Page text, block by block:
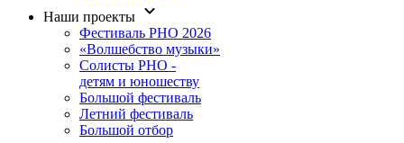
Наши проекты
Фестиваль РНО 2026
«Волшебство музыки»
Солисты РНО -
детям и юношеству
Большой фестиваль
Летний фестиваль
Большой отбор